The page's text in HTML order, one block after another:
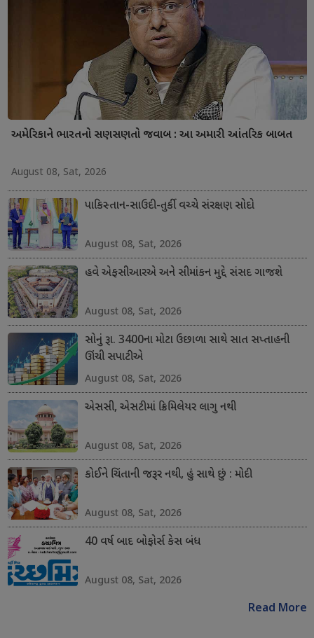
અમેરિકાને ભારતનો સણસણતો જવાબ : આ અમારી આંતરિક બાબત
August 08, Sat, 2026
પાકિસ્તાન-સાઉદી-તુર્કી વચ્ચે સંરક્ષણ સોદો
August 08, Sat, 2026
હવે એફસીઆરએ અને સીમાંકન મુદ્દે સંસદ ગાજશે
August 08, Sat, 2026
સોનું રૂા. 3400ના મોટા ઉછાળા સાથે સાત સપ્તાહની
ઊંચી સપાટીએ
August 08, Sat, 2026
એસસી, એસટીમાં ક્રિમિલેયર લાગુ નથી
August 08, Sat, 2026
કોઈને ચિંતાની જરૂર નથી, હું સાથે છું : મોદી
August 08, Sat, 2026
40 વર્ષ બાદ બોફોર્સ કેસ બંધ
August 08, Sat, 2026
Read More